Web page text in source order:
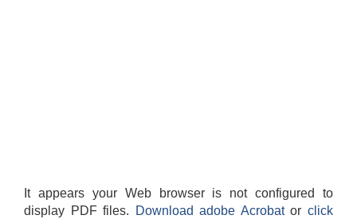
It appears your Web browser is not configured to
display PDF files.
Download adobe Acrobatorclick